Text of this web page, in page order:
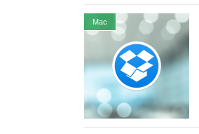
Mac